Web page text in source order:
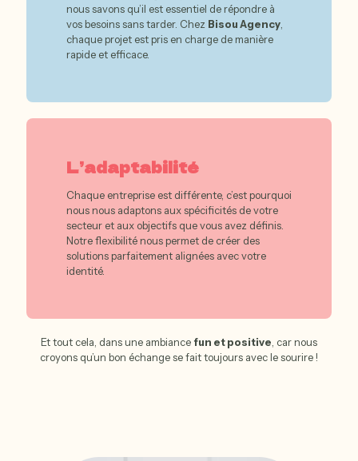
nous savons qu’il est essentiel de répondre à
vos besoins sans tarder. Chez Bisou Agency,
chaque projet est pris en charge de manière
rapide et efficace.
L’adaptabilité
Chaque entreprise est différente, c’est pourquoi
nous nous adaptons aux spécificités de votre
secteur et aux objectifs que vous avez définis.
Notre flexibilité nous permet de créer des
solutions parfaitement alignées avec votre
identité.
Et tout cela, dans une ambiance fun et positive, car nous
croyons qu’un bon échange se fait toujours avec le sourire !